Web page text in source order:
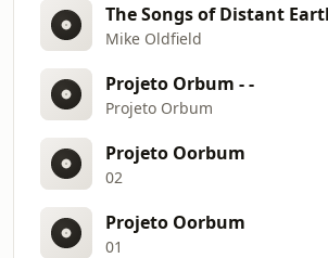
Mike Oldfield
Projeto Orbum - -
Projeto Orbum
Projeto Oorbum
02
Projeto Oorbum
01